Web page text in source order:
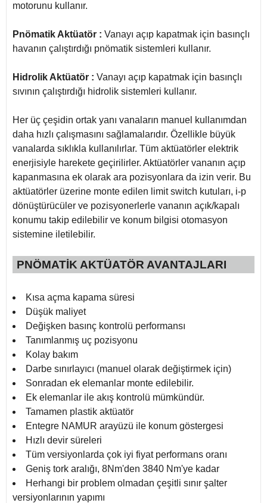
motorunu kullanır.
Pnömatik Aktüatör : Vanayı açıp kapatmak için basınçlı
havanın çalıştırdığı pnömatik sistemleri kullanır.
Hidrolik Aktüatör : Vanayı açıp kapatmak için basınçlı
sıvının çalıştırdığı hidrolik sistemleri kullanır.
Her üç çeşidin ortak yanı vanaların manuel kullanımdan
daha hızlı çalışmasını sağlamalarıdır. Özellikle büyük
vanalarda sıklıkla kullanılırlar. Tüm aktüatörler elektrik
enerjisiyle harekete geçirilirler. Aktüatörler vananın açıp
kapanmasına ek olarak ara pozisyonlara da izin verir. Bu
aktüatörler üzerine monte edilen limit switch kutuları, i-p
dönüştürücüler ve pozisyonerlerle vananın açık/kapalı
konumu takip edilebilir ve konum bilgisi otomasyon
sistemine iletilebilir.
PNÖMATİK AKTÜATÖR AVANTAJLARI
Kısa açma kapama süresi
Düşük maliyet
Değişken basınç kontrolü performansı
Tanımlanmış uç pozisyonu
Kolay bakım
Darbe sınırlayıcı (manuel olarak değiştirmek için)
Sonradan ek elemanlar monte edilebilir.
Ek elemanlar ile akış kontrolü mümkündür.
Tamamen plastik aktüatör
Entegre NAMUR arayüzü ile konum göstergesi
Hızlı devir süreleri
Tüm versiyonlarda çok iyi fiyat performans oranı
Geniş tork aralığı, 8Nm'den 3840 Nm'ye kadar
Herhangi bir problem olmadan çeşitli sınır şalter
versiyonlarının yapımı